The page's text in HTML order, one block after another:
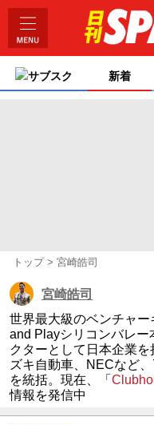
サブスク 新着
トップ 宮崎皓司
宮崎皓司
世界最大級のベンチャ
and Playシリコンバレー
クターとして日本企業
ズキ自動車、NECなど
を統括。現在、「
情報を発信中